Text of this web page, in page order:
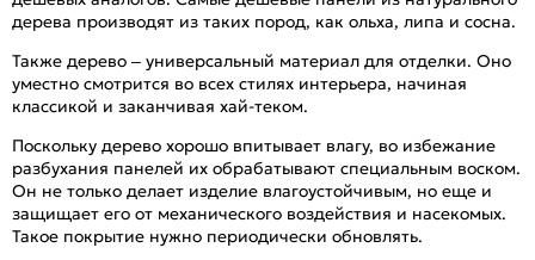
дерева производят из таких пород, как ольха, липа и сосна.
Также дерево – универсальный материал для отделки. Оно
уместно смотрится во всех стилях интерьера, начиная
классикой и заканчивая хай-теком.
Поскольку дерево хорошо впитывает влагу, во избежание
разбухания панелей их обрабатывают специальным воском.
Он не только делает изделие влагоустойчивым, но еще и
защищает его от механического воздействия и насекомых.
Такое покрытие нужно периодически обновлять.